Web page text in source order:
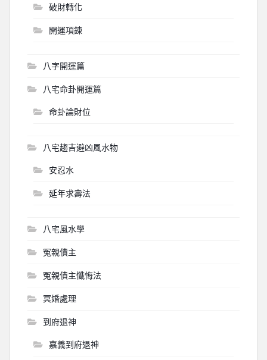
破財轉化
開運項鍊
八字開運篇
八宅命卦開運篇
命卦論財位
八宅趨吉避凶風水物
安忍水
延年求壽法
八宅風水學
冤親債主
冤親債主懺悔法
冥婚處理
到府退神
嘉義到府退神